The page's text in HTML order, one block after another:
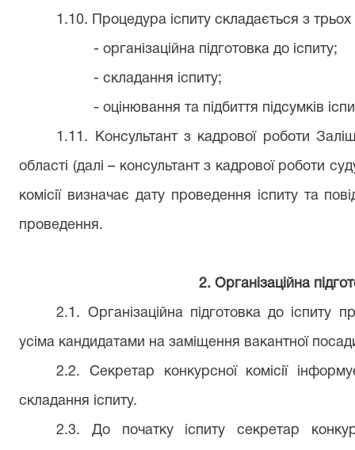
1.10. Процедура іспиту складається з трьох
-організаційна підготовка до іспиту;
-складання іспиту;
-оцінювання та підбиття підсумків
1.11. Консультант з кадрової роботи
області (далі – консультант з кадрової роботи
комісії визначає дату проведення іспиту та
проведення.
2. Організаційна
2.1. Організаційна підготовкадо іспиту
усіма кандидатами на заміщення вакантної
2.2. Секретар конкурсної комісії
складання іспиту.
2.3. До початку іспиту секретар